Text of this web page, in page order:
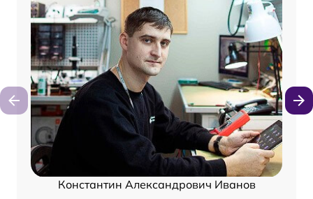
Константин Александрович Иванов